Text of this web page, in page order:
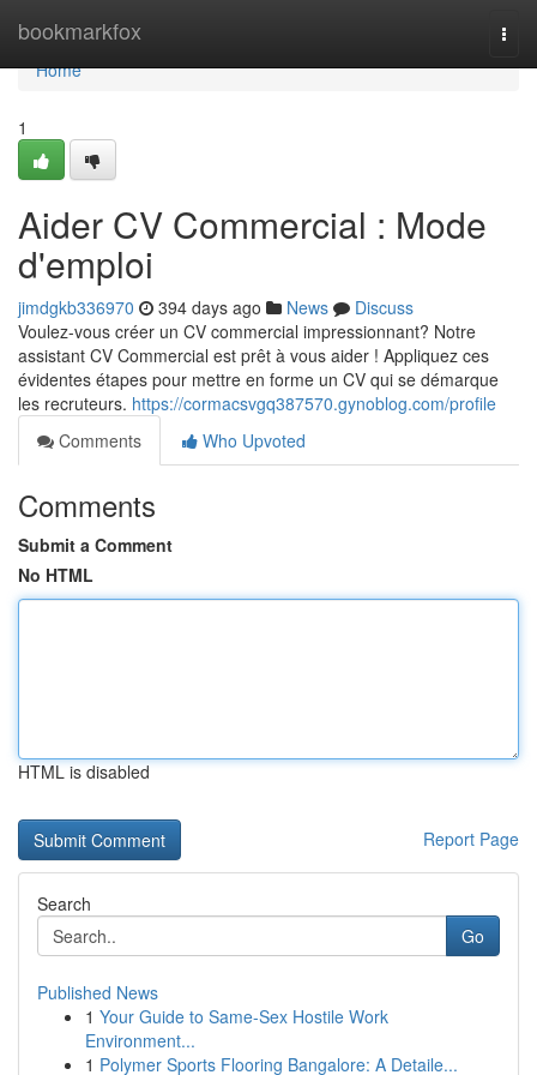
bookmarkfox
Home
Home
1
Aider CV Commercial : Mode
d'emploi
jimdgkb336970 394 days ago News
Discuss
Voulez-vous créer un CV commercial impressionnant? Notre
assistant CV Commercial est prêt à vous aider ! Appliquez ces
évidentes étapes pour mettre en forme un CV qui se démarque
les recruteurs. https://cormacsvgq387570.gynoblog.com/profile
Comments
Who Upvoted
Comments
Submit a Comment
No HTML
HTML is disabled
Report Page
Search
Go
Published News
1 Your Guide to Same-Sex Hostile Work
Environment...
1 Polymer Sports Flooring Bangalore: A Detaile...